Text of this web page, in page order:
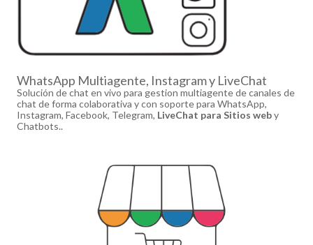
WhatsApp Multiagente, Instagram y LiveChat
Solución de chat en vivo para gestion multiagente de canales de
chat de forma colaborativa y con soporte para WhatsApp,
Instagram, Facebook, Telegram, LiveChat para Sitios weby
Chatbots..